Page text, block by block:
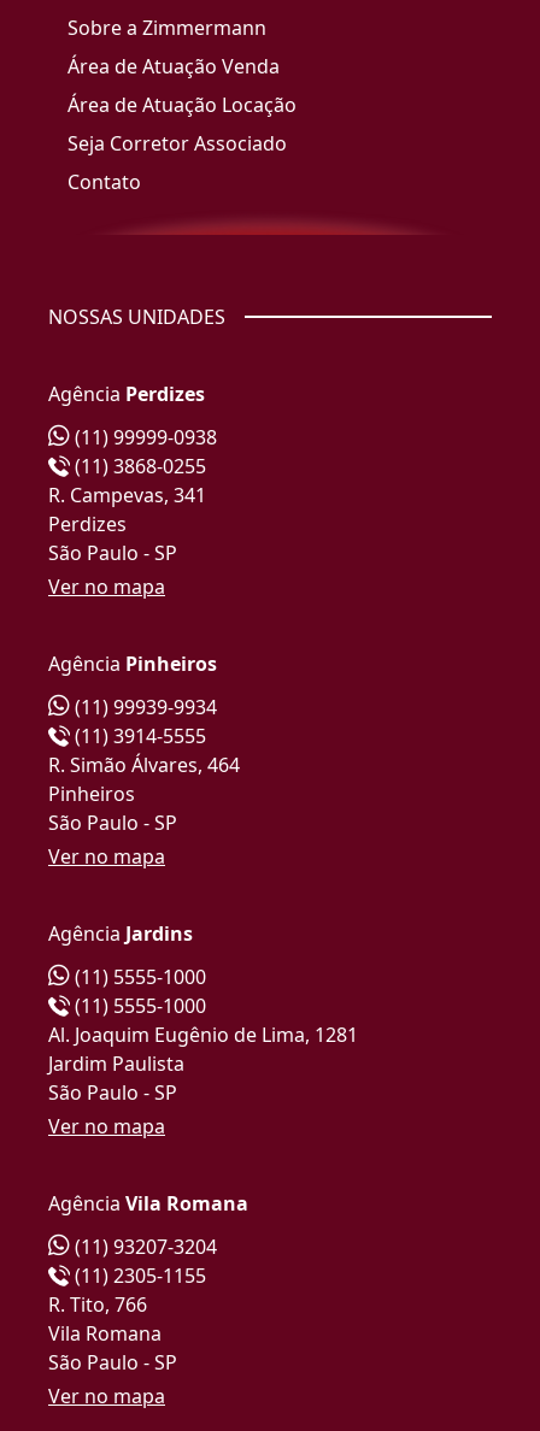
Sobre a Zimmermann
Área de Atuação Venda
Área de Atuação Locação
Seja Corretor Associado
Contato
NOSSAS UNIDADES
Agência Perdizes
(11) 99999-0938
(11) 3868-0255
R. Campevas, 341
Perdizes
São Paulo - SP
Ver no mapa
Agência Pinheiros
(11) 99939-9934
(11) 3914-5555
R. Simão Álvares, 464
Pinheiros
São Paulo - SP
Ver no mapa
Agência Jardins
(11) 5555-1000
(11) 5555-1000
Al. Joaquim Eugênio de Lima, 1281
Jardim Paulista
São Paulo - SP
Ver no mapa
Agência Vila Romana
(11) 93207-3204
(11) 2305-1155
R. Tito, 766
Vila Romana
São Paulo - SP
Ver no mapa